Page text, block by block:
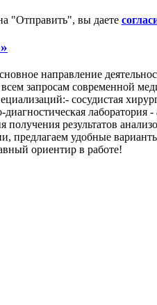
"Отправить", вы даете
направление
запросам современной
сосудистая
диагностическая
получения результатов
предлагаем удобные
ориентир в работе!